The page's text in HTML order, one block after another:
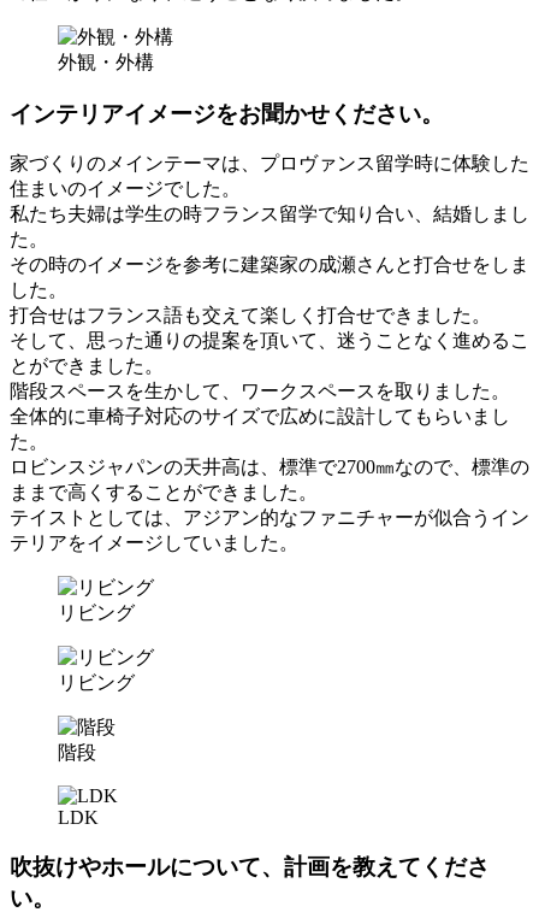
外観・外構
インテリアイメージをお聞かせください。
家づくりのメインテーマは、プロヴァンス留学時に体験した
住まいのイメージでした。
私たち夫婦は学生の時フランス留学で知り合い、結婚しまし
た。
その時のイメージを参考に建築家の成瀬さんと打合せをしま
した。
打合せはフランス語も交えて楽しく打合せできました。
そして、思った通りの提案を頂いて、迷うことなく進めるこ
とができました。
階段スペースを生かして、ワークスペースを取りました。
全体的に車椅子対応のサイズで広めに設計してもらいまし
た。
ロビンスジャパンの天井高は、標準で2700㎜なので、標準の
ままで高くすることができました。
テイストとしては、アジアン的なファニチャーが似合うイン
テリアをイメージしていました。
リビング
リビング
階段
LDK
吹抜けやホールについて、計画を教えてくださ
い。